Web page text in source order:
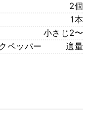
2個
1本
小さじ2〜
ペッパー
適量